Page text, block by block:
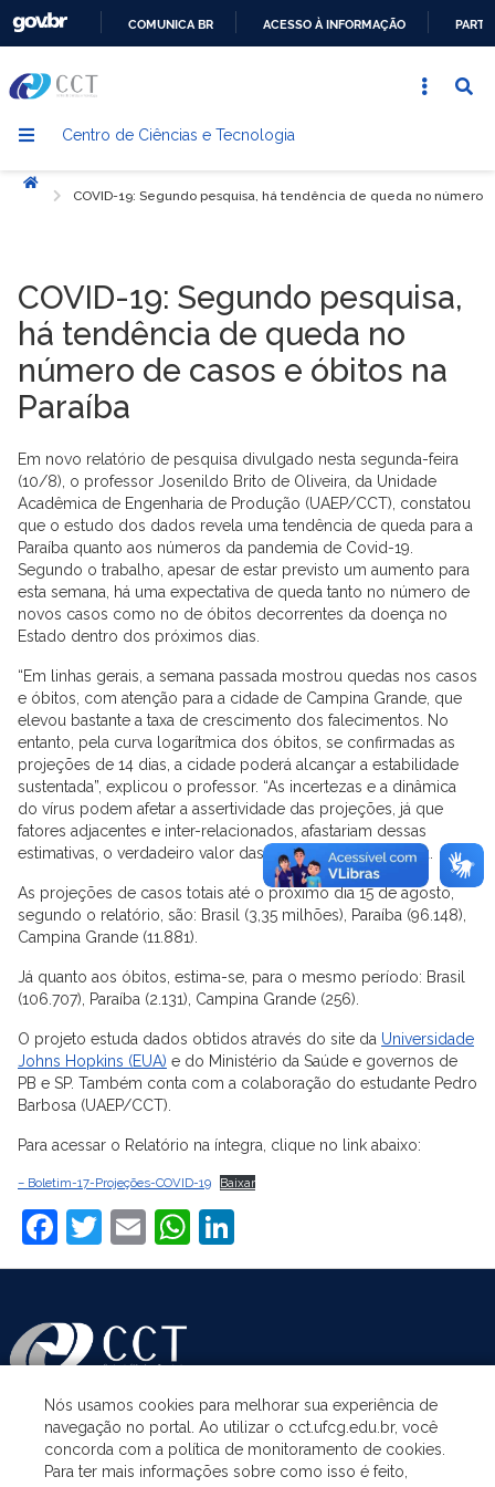
CONTEÚDO
COMUNICA BR ACESSO À INFORMAÇÃO
Centro de Ciências e Tecnologia
Início
COVID-19: Segundo pesquisa, há tendência de queda no número
COVID-19: Segundo pesquisa,
há tendência de queda no
número de casos e óbitos na
Paraíba
Em novo relatório de pesquisa divulgado nesta segunda-feira
(10/8), o professor Josenildo Brito de Oliveira, da Unidade
Acadêmica de Engenharia de Produção (UAEP/CCT), constatou
que o estudo dos dados revela uma tendência de queda para a
Paraíba quanto aos números da pandemia de Covid-19.
Segundo o trabalho, apesar de estar previsto um aumento para
esta semana, há uma expectativa de queda tanto no número de
novos casos como no de óbitos decorrentes da doença no
Estado dentro dos próximos dias.
“Em linhas gerais, a semana passada mostrou quedas nos casos
e óbitos, com atenção para a cidade de Campina Grande, que
elevou bastante a taxa de crescimento dos falecimentos. No
entanto, pela curva logarítmica dos óbitos, se confirmadas as
projeções de 14 dias, a cidade poderá alcançar a estabilidade
sustentada”, explicou o professor. “As incertezas e a dinâmica
do vírus podem afetar a assertividade das projeções, já que
fatores adjacentes e inter-relacionados, afastariam dessas
estimativas, o verdadeiro valor das previsões”, completou.
As projeções de casos totais até o próximo dia 15 de agosto,
segundo o relatório, são: Brasil (3,35 milhões), Paraíba (96.148),
Campina Grande (11.881).
Já quanto aos óbitos, estima-se, para o mesmo período: Brasil
(106.707), Paraíba (2.131), Campina Grande (256).
O projeto estuda dados obtidos através do site da Universidade
Johns Hopkins (EUA) e do Ministério da Saúde e governos de
PB e SP. Também conta com a colaboração do estudante Pedro
Barbosa (UAEP/CCT).
Para acessar o Relatório na íntegra, clique no link abaixo:
– Boletim-17-Projeções-COVID-19 Baixar
Facebook
Twitter
EmailWhatsApp
ASSUNTOS
Nós usamos cookies para melhorar sua experiência de
navegação no portal. Ao utilizar o cct.ufcg.edu.br, você
concorda com a política de monitoramento de cookies.
Para ter mais informações sobre como isso é feito,